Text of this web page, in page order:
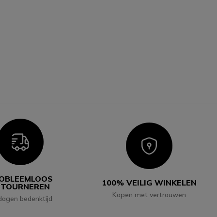
Icon
bedenktijd
Icon
100% VEILIG WINKELEN
Kopen met vertrouwen